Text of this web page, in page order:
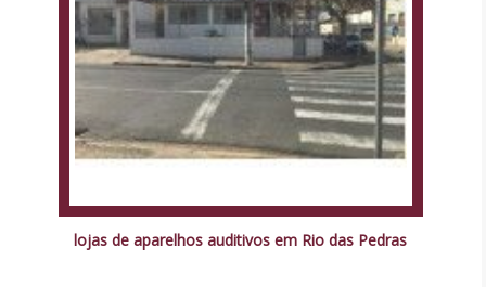
lojas de aparelhos auditivos em Rio das Pedras